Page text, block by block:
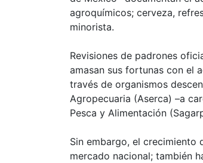
agroquímicos; cerveza,
minorista.
Revisiones de padrones
amasan sus fortunas con el
través de organismos
Agropecuaria (Aserca) –a
Pesca y Alimentación
Sin embargo, el crecimiento
mercado nacional; también